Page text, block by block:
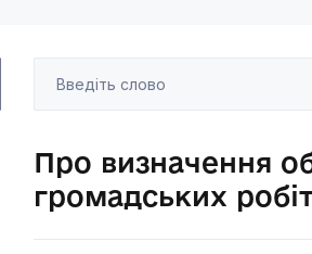
Про визначення
громадських